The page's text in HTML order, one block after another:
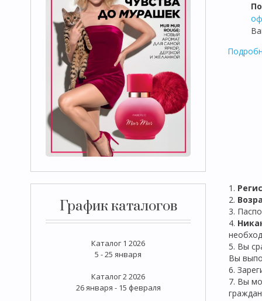
График каталогов
Каталог 1 2026
5 - 25 января
Каталог 2 2026
26 января - 15 февраля
1.
2.
3.
4.
5. Вы
Вы
6.
7. Вы